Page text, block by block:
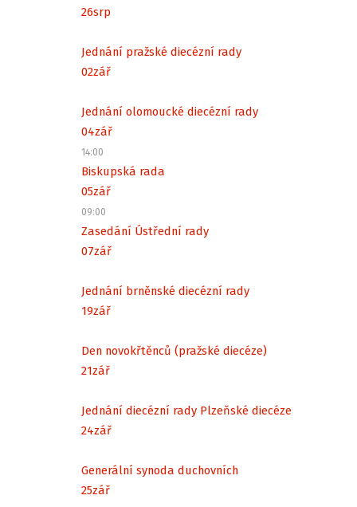
26srp
Jednání pražské diecézní rady
02zář
Jednání olomoucké diecézní rady
04zář
14:00
Biskupská rada
05zář
09:00
Zasedání Ústřední rady
07zář
Jednání brněnské diecézní rady
19zář
Den novokřtěnců (pražské diecéze)
21zář
Jednání diecézní rady Plzeňské diecéze
24zář
Generální synoda duchovních
25zář